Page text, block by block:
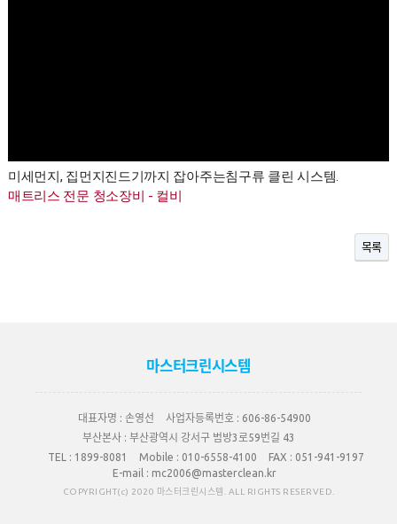
미세먼지, 집먼지진드기까지 잡아주는침구류 클린 시스템.
매트리스 전문 청소장비 - 컬비
목록
마스터크린시스템
대표자명 : 손영선 사업자등록번호 : 606-86-54900
부산본사 : 부산광역시 강서구 범방3로59번길 43
TEL : 1899-8081 Mobile : 010-6558-4100 FAX : 051-941-9197
E-mail : mc2006@masterclean.kr
COPYRIGHT(c) 2020 마스터크린시스템. ALL RIGHTS RESERVED.